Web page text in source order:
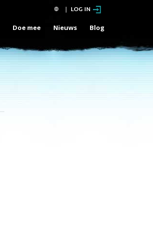
LOG IN
Doe mee Nieuws Blog